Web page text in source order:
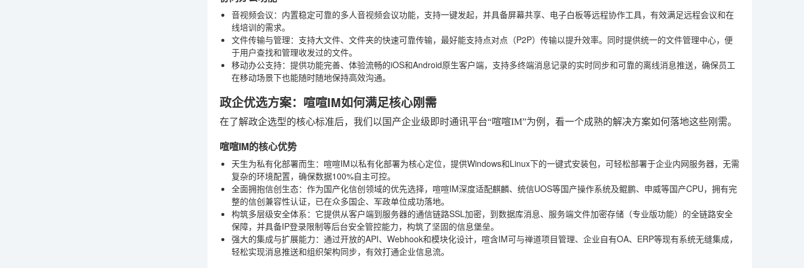
音视频会议：内置稳定可靠的多人音视频会议功能，支持一键发起，并具备屏幕共享、电子白板等远程协作工具，有效满足远程会议和在
线培训的需求。
文件传输与管理：支持大文件、文件夹的快速可靠传输，最好能支持点对点（P2P）传输以提升效率。同时提供统一的文件管理中心，便
于用户查找和管理收发过的文件。
移动办公支持：提供功能完善、体验流畅的iOS和Android原生客户端，支持多终端消息记录的实时同步和可靠的离线消息推送，确保员工
在移动场景下也能随时随地保持高效沟通。
政企优选方案：喧喧IM如何满足核心刚需
在了解政企选型的核心标准后，我们以国产企业级即时通讯平台“喧喧IM”为例，看一个成熟的解决方案如何落地这些刚需。
喧喧IM的核心优势
天生为私有化部署而生：喧喧IM以私有化部署为核心定位，提供Windows和Linux下的一键式安装包，可轻松部署于企业内网服务器，无需
复杂的环境配置，确保数据100%自主可控。
全面拥抱信创生态：作为国产化信创领域的优先选择，喧喧IM深度适配麒麟、统信UOS等国产操作系统及鲲鹏、申威等国产CPU，拥有完
整的信创兼容性认证，已在众多国企、军政单位成功落地。
构筑多层级安全体系：它提供从客户端到服务器的通信链路SSL加密，到数据库消息、服务端文件加密存储（专业版功能）的全链路安全
保障，并具备IP登录限制等后台安全管控能力，构筑了坚固的信息堡垒。
强大的集成与扩展能力：通过开放的API、Webhook和模块化设计，喧含IM可与禅道项目管理、企业自有OA、ERP等现有系统无缝集成，
轻松实现消息推送和组织架构同步，有效打通企业信息流。